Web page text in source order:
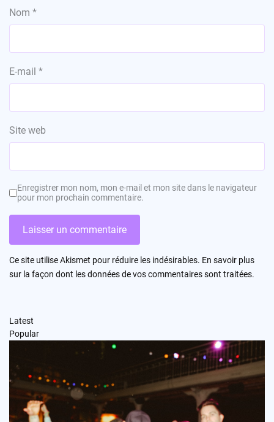
Nom *
E-mail *
Site web
Enregistrer mon nom, mon e-mail et mon site dans le navigateur
pour mon prochain commentaire.
Ce site utilise Akismet pour réduire les indésirables. En savoir plus
sur la façon dont les données de vos commentaires sont traitées.
Latest
Popular